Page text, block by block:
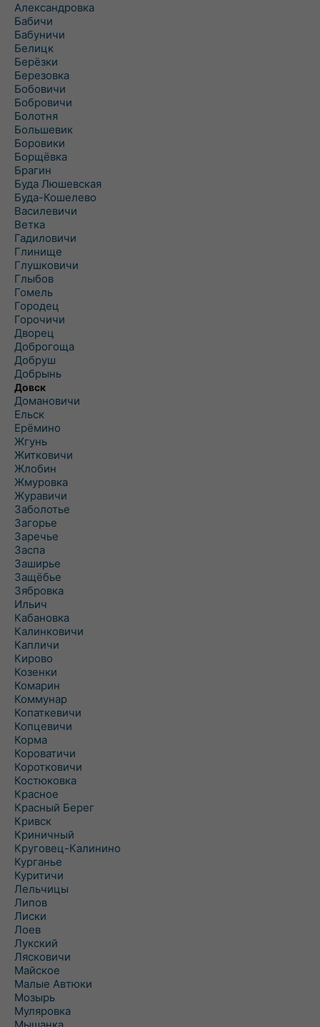
Александровка
Бабичи
Бабуничи
Белицк
Берёзки
Березовка
Бобовичи
Бобровичи
Болотня
Большевик
Боровики
Борщёвка
Брагин
Буда Люшевская
Буда-Кошелево
Василевичи
Ветка
Гадиловичи
Глинище
Глушковичи
Глыбов
Гомель
Городец
Горочичи
Дворец
Доброгоща
Добруш
Добрынь
Довск
Домановичи
Ельск
Ерёмино
Жгунь
Житковичи
Жлобин
Жмуровка
Журавичи
Заболотье
Загорье
Заречье
Заспа
Заширье
Защёбье
Зябровка
Ильич
Кабановка
Калинковичи
Капличи
Кирово
Козенки
Комарин
Коммунар
Копаткевичи
Копцевичи
Корма
Короватичи
Коротковичи
Костюковка
Красное
Красный Берег
Кривск
Криничный
Круговец-Калинино
Курганье
Куритичи
Лельчицы
Липов
Лиски
Лоев
Лукский
Лясковичи
Майское
Малые Автюки
Мозырь
Муляровка